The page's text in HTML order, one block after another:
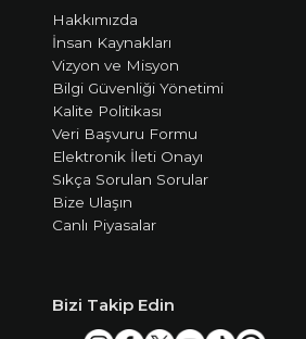
Hakkımızda
İnsan Kaynakları
Vizyon ve Misyon
Bilgi Güvenliği Yönetimi
Kalite Politikası
Veri Başvuru Formu
Elektronik İleti Onayı
Sıkça Sorulan Sorular
Bize Ulaşın
Canlı Piyasalar
Bizi Takip Edin